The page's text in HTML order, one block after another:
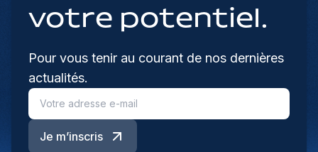
votre potentiel.
Pour vous tenir au courant de nos dernières
actualités.
Je m’inscris